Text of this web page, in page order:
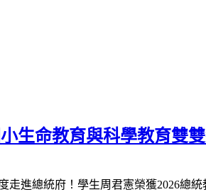
生命教育與科學教育雙
走進總統府！學生周君憲榮獲2026